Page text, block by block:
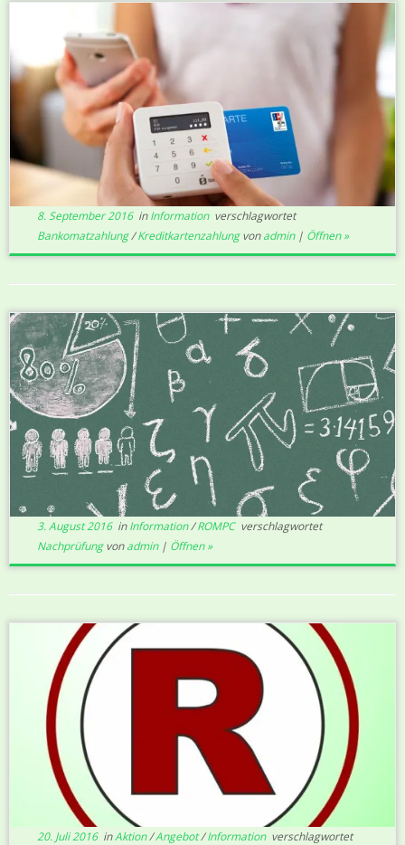
8. September 2016inInformation verschlagwortet
Bankomatzahlung/Kreditkartenzahlungvonadmin| Öffnen »
3. August 2016inInformation/ROMPC verschlagwortet
Nachprüfungvonadmin| Öffnen »
20. Juli 2016inAktion/Angebot/Information verschlagwortet